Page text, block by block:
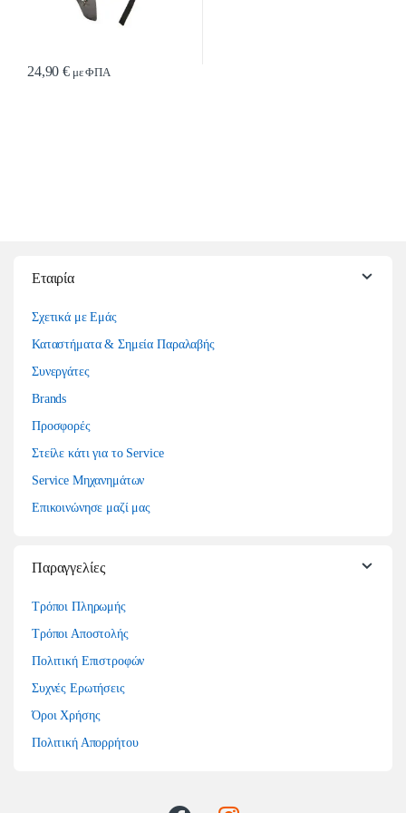
24,90€ με ΦΠΑ
Εταιρία
Σχετικά με Εμάς
Καταστήματα & Σημεία Παραλαβής
Συνεργάτες
Brands
Προσφορές
Στείλε κάτι για το Service
Service Μηχανημάτων
Επικοινώνησε μαζί μας
Παραγγελίες
Τρόποι Πληρωμής
Τρόποι Αποστολής
Πολιτική Επιστροφών
Συχνές Ερωτήσεις
Όροι Χρήσης
Πολιτική Απορρήτου